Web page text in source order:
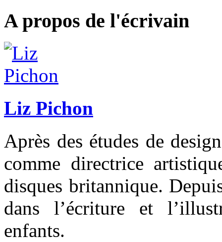
A propos de l'écrivain
Liz Pichon
Après des études de
comme directrice
disques britannique.
dans l’écriture et
enfants.